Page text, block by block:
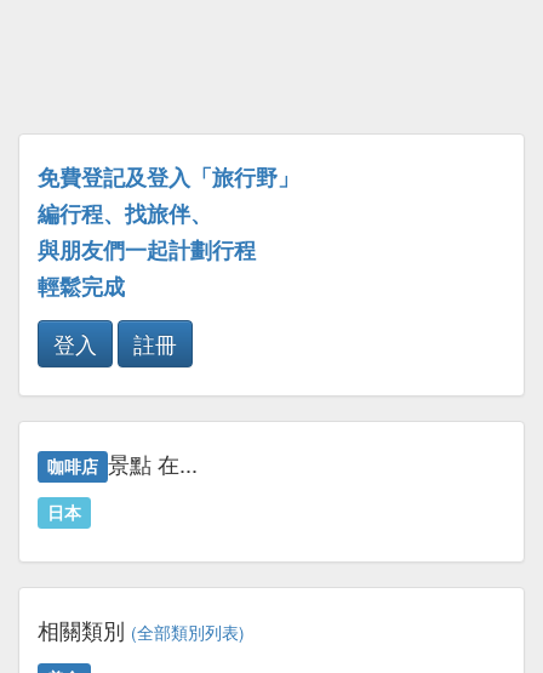
免費登記及登入「旅行野」
編行程、找旅伴、
與朋友們一起計劃行程
輕鬆完成
登入
註冊
咖啡店 景點 在...
日本
相關類別 (全部類別列表)